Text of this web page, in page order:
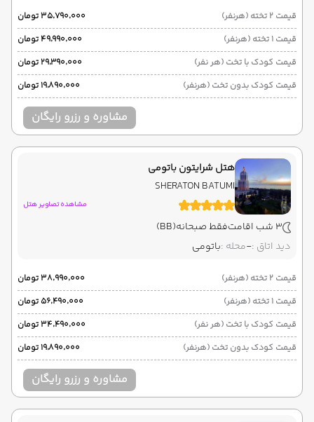
قیمت 2 تخته (هرنفر)
۳۵٬۷۹۰٬۰۰۰ تومان
قیمت 1 تخته (هرنفر)
۴۹٬۹۹۰٬۰۰۰ تومان
قیمت کودک با تخت (هر نفر)
۲۹٬۳۹۰٬۰۰۰ تومان
قیمت کودک بدون تخت (هرنفر)
۱۹٬۸۹۰٬۰۰۰ تومان
مشاوره و رزرو رایگان
هتل شرایتون باتومی
SHERATON BATUMI
مشاهده تصاویر هتل
3 شب اقامت فقط صبحانه(BB)
دید اتاق :-محله :باتومی
قیمت 2 تخته (هرنفر)
۳۸٬۹۹۰٬۰۰۰ تومان
قیمت 1 تخته (هرنفر)
۵۶٬۴۹۰٬۰۰۰ تومان
قیمت کودک با تخت (هر نفر)
۳۴٬۴۹۰٬۰۰۰ تومان
قیمت کودک بدون تخت (هرنفر)
۱۹٬۸۹۰٬۰۰۰ تومان
مشاوره و رزرو رایگان